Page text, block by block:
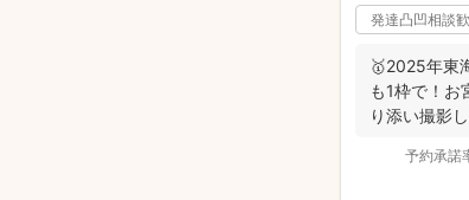
発達凸凹相談
🥇2025年東
も1枠で！お
り添い撮影し
予約承諾